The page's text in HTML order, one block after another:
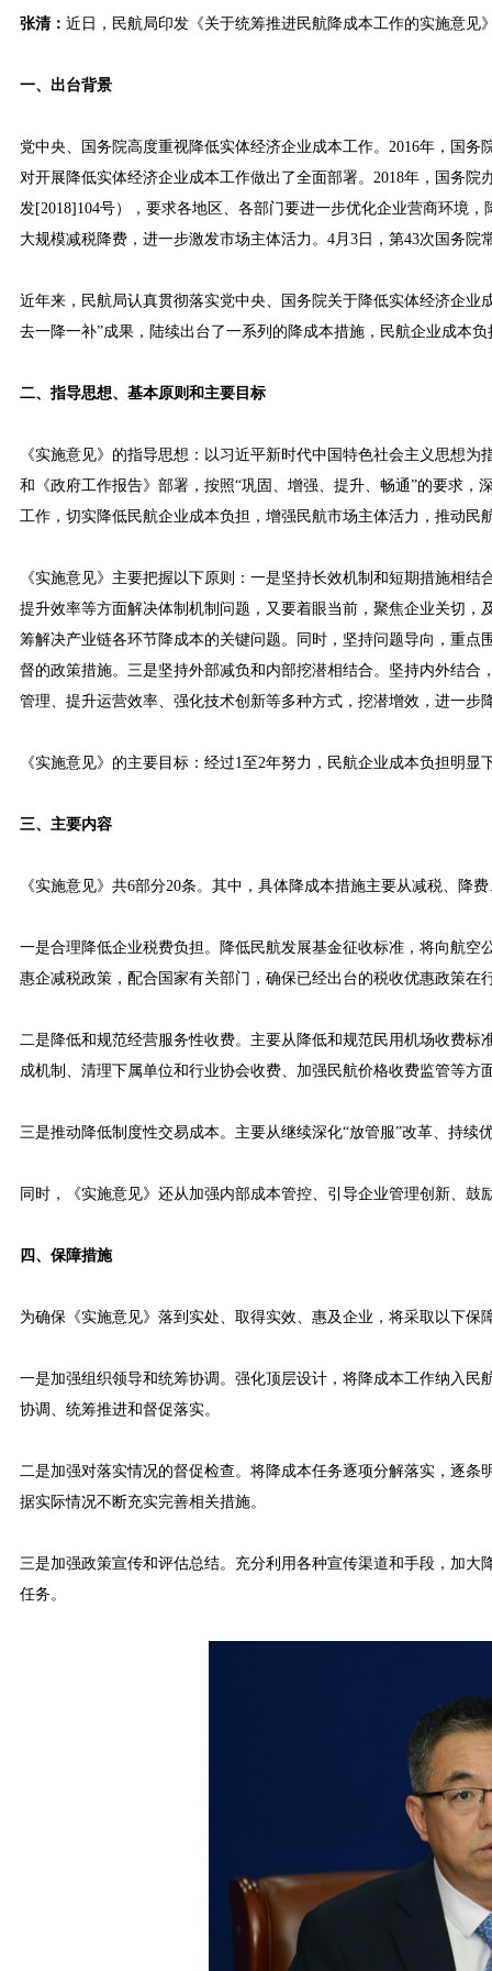
张清： 近日，民航局印发《关于统筹推进民航降成本工作的实施意
一、出台背景
党中央、国务院高度重视降低实体经济企业成本工作。2016年，国
对开展降低实体经济企业成本工作做出了全面部署。2018年，国务
发[2018]104号），要求各地区、各部门要进一步优化企业营商环境
大规模减税降费，进一步激发市场主体活力。4月3日，第43次国务
近年来，民航局认真贯彻落实党中央、国务院关于降低实体经济企
去一降一补”成果，陆续出台了一系列的降成本措施，民航企业成本
二、指导思想、基本原则和主要目标
《实施意见》的指导思想：以习近平新时代中国特色社会主义思想
和《政府工作报告》部署，按照“巩固、增强、提升、畅通”的要求
工作，切实降低民航企业成本负担，增强民航市场主体活力，推动民
《实施意见》主要把握以下原则：一是坚持长效机制和短期措施相
提升效率等方面解决体制机制问题，又要着眼当前，聚焦企业关切
筹解决产业链各环节降成本的关键问题。同时，坚持问题导向，重
督的政策措施。三是坚持外部减负和内部挖潜相结合。坚持内外结
管理、提升运营效率、强化技术创新等多种方式，挖潜增效，进一步
《实施意见》的主要目标：经过1至2年努力，民航企业成本负担明
三、主要内容
《实施意见》共6部分20条。其中，具体降成本措施主要从减税、降
一是合理降低企业税费负担。降低民航发展基金征收标准，将向航
惠企减税政策，配合国家有关部门，确保已经出台的税收优惠政策在
二是降低和规范经营服务性收费。主要从降低和规范民用机场收费
成机制、清理下属单位和行业协会收费、加强民航价格收费监管等方
三是推动降低制度性交易成本。主要从继续深化“放管服”改革、持
同时，《实施意见》还从加强内部成本管控、引导企业管理创新、
四、保障措施
为确保《实施意见》落到实处、取得实效、惠及企业，将采取以下保
一是加强组织领导和统筹协调。强化顶层设计，将降成本工作纳入民
协调、统筹推进和督促落实。
二是加强对落实情况的督促检查。将降成本任务逐项分解落实，逐
据实际情况不断充实完善相关措施。
三是加强政策宣传和评估总结。充分利用各种宣传渠道和手段，加
任务。